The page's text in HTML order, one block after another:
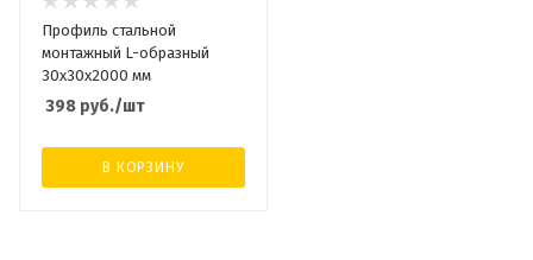
Профиль стальной
монтажный L-образный
30x30x2000 мм
398 руб./шт
В КОРЗИНУ